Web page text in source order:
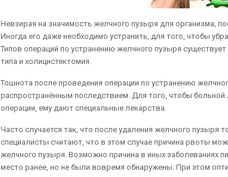
Невзирая на значимость желчного пузыря для организма,
Иногда его даже необходимо устранить, для того, чтобы
Типов операций по устранению желчного пузыря
типа и холицистектомия.
Тошнота после проведения операции по устранению
распространённым последствием. Для того, чтобы
операции, ему дают специальные лекарства.
Часто случается так, что после удаления желчного пузыря
специалисты считают, что в этом случае причина рвоты
желчного пузыря. Возможно причина в иных заболеваниях
место ранее, но не были вовремя обнаружены. При этом